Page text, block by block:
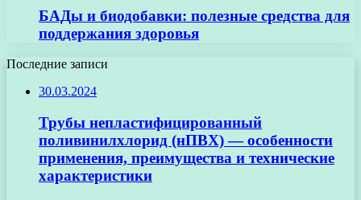
БАДы и биодобавки: полезные средства для
поддержания здоровья
Последние записи
30.03.2024
Трубы непластифицированный
поливинилхлорид (нПВХ) — особенности
применения, преимущества и технические
характеристики